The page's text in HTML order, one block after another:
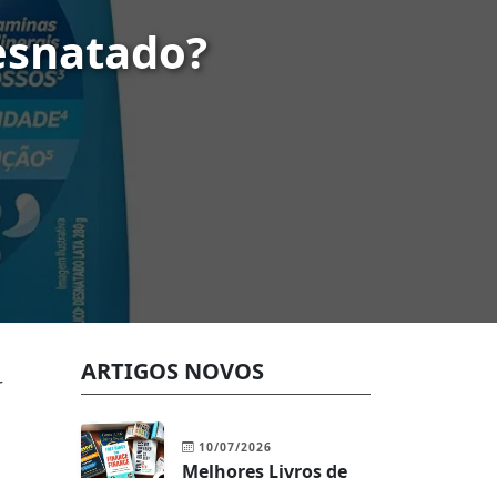
ARTIGOS NOVOS
10/07/2026
Melhores Livros de